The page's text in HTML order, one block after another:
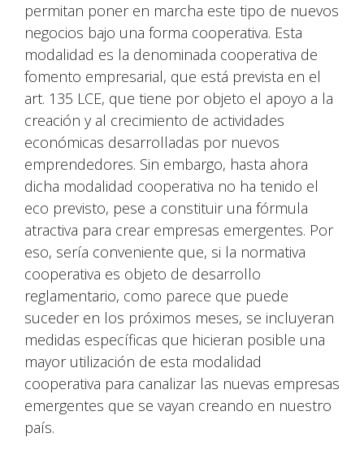
permitan poner en marcha este tipo de nuevos
negocios bajo una forma cooperativa. Esta
modalidad es la denominada cooperativa de
fomento empresarial, que está prevista en el
art. 135 LCE, que tiene por objeto el apoyo a la
creación y al crecimiento de actividades
económicas desarrolladas por nuevos
emprendedores. Sin embargo, hasta ahora
dicha modalidad cooperativa no ha tenido el
eco previsto, pese a constituir una fórmula
atractiva para crear empresas emergentes. Por
eso, sería conveniente que, si la normativa
cooperativa es objeto de desarrollo
reglamentario, como parece que puede
suceder en los próximos meses, se incluyeran
medidas específicas que hicieran posible una
mayor utilización de esta modalidad
cooperativa para canalizar las nuevas empresas
emergentes que se vayan creando en nuestro
país.